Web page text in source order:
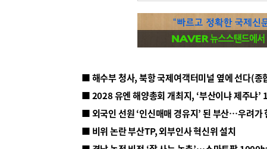
■ 해수부 청사, 북항 국제여객터미널 옆에 선다(종
■ 2028 유엔 해양총회 개최지, ‘부산이냐 제주냐’
■ 외국인 선원 ‘인신매매 경유지’ 된 부산…우려가
■ 비위 논란 부산TP, 외부인사 혁신위 설치